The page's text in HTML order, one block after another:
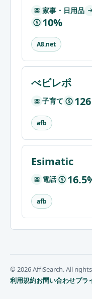
家事・日用品
$ 10%
A8.net
べビレポ
子育て $
afb
Esimatic
電話 $
afb
© 2026 AffiSearch. All
利用規約お問い合わせプラ